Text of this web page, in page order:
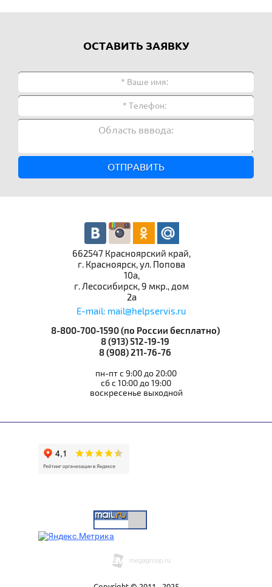
ОСТАВИТЬ ЗАЯВКУ
ОТПРАВИТЬ
662547 Красноярский край,
г. Красноярск, ул. Попова
10а,
г. Лесосибирск, 9 мкр., дом
2а
E-mail: mail@helpservis.ru
8-800-700-1590 (по России бесплатно)
8 (913) 512-19-19
8 (908) 211-76-76
пн-пт с 9:00 до 20:00
сб с 10:00 до 19:00
воскресенье выходной